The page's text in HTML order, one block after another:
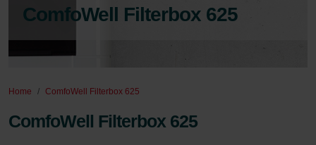
ComfoWell Filterbox 625
Home ComfoWell Filterbox 625
ComfoWell Filterbox 625